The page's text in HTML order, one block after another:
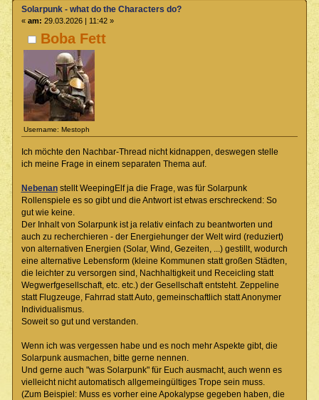
Boba Fett
Username: Mestoph
Solarpunk - what do the Characters do?
« am: 29.03.2026 | 11:42 »
Ich möchte den Nachbar-Thread nicht kidnappen, deswegen stelle
ich meine Frage in einem separaten Thema auf.
Nebenanstellt WeepingElf ja die Frage, was für Solarpunk
Rollenspiele es so gibt und die Antwort ist etwas erschreckend: So
gut wie keine.
Der Inhalt von Solarpunk ist ja relativ einfach zu beantworten und
auch zu recherchieren - der Energiehunger der Welt wird (reduziert)
von alternativen Energien (Solar, Wind, Gezeiten, ...) gestillt, wodurch
eine alternative Lebensform (kleine Kommunen statt großen Städten,
die leichter zu versorgen sind, Nachhaltigkeit und Receicling statt
Wegwerfgesellschaft, etc. etc.) der Gesellschaft entsteht. Zeppeline
statt Flugzeuge, Fahrrad statt Auto, gemeinschaftlich statt Anonymer
Individualismus.
Soweit so gut und verstanden.
Wenn ich was vergessen habe und es noch mehr Aspekte gibt, die
Solarpunk ausmachen, bitte gerne nennen.
Und gerne auch "was Solarpunk" für Euch ausmacht, auch wenn es
vielleicht nicht automatisch allgemeingültiges Trope sein muss.
(Zum Beispiel: Muss es vorher eine Apokalypse gegeben haben, die